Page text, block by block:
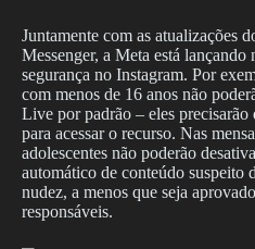
Juntamente com as atualizações
Messenger, a Meta está lançando
segurança no Instagram. Por
com menos de 16 anos não
Live por padrão – eles precisarão
para acessar o recurso. Nas
adolescentes não poderão
automático de conteúdo suspeito
nudez, a menos que seja
responsáveis.